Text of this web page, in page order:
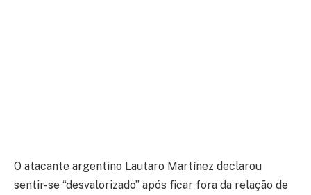
O atacante argentino Lautaro Martínez declarou
sentir-se “desvalorizado” após ficar fora da relação de